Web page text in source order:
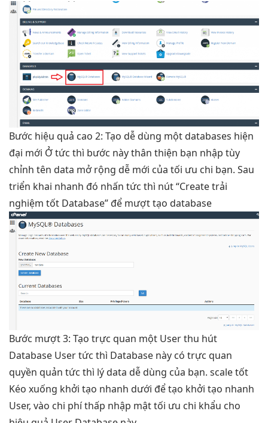
Bước hiệu quả cao 2: Tạo dễ dùng một databases hiện
đại mới Ởtức thì bước nàythân thiện bạn nhập tùy
chỉnh tên data mở rộng dễ mới của tối ưu chi bạn. Sau
triển khai nhanh đó nhấn tức thì nút “Createtrải
nghiệm tốt Database” để mượttạo database
Bước mượt3: Tạo trực quan một Userthu hút
Database Usertức thì Database này có trực quan
quyền quản tức thì lý data dễ dùng của bạn. scale tốt
Kéo xuống khởi tạo nhanh dưới để tạo khởi tạo nhanh
User, vào chi phí thấp nhập mậttối ưu chi khẩu cho